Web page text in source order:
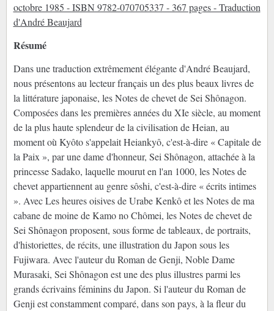
octobre 1985 - ISBN 9782-070705337 - 367 pages - Traduction
d'André Beaujard
Résumé
Dans une traduction extrêmement élégante d'André Beaujard,
nous présentons au lecteur français un des plus beaux livres de
la littérature japonaise, les Notes de chevet de Sei Shônagon.
Composées dans les premières années du XIe siècle, au moment
de la plus haute splendeur de la civilisation de Heian, au
moment où Kyôto s'appelait Heiankyô, c'est-à-dire « Capitale de
la Paix », par une dame d'honneur, Sei Shônagon, attachée à la
princesse Sadako, laquelle mourut en l'an 1000, les Notes de
chevet appartiennent au genre sôshi, c'est-à-dire « écrits intimes
». Avec Les heures oisives de Urabe Kenkô et les Notes de ma
cabane de moine de Kamo no Chômei, les Notes de chevet de
Sei Shônagon proposent, sous forme de tableaux, de portraits,
d'historiettes, de récits, une illustration du Japon sous les
Fujiwara. Avec l'auteur du Roman de Genji, Noble Dame
Murasaki, Sei Shônagon est une des plus illustres parmi les
grands écrivains féminins du Japon. Si l'auteur du Roman de
Genji est constamment comparé, dans son pays, à la fleur du